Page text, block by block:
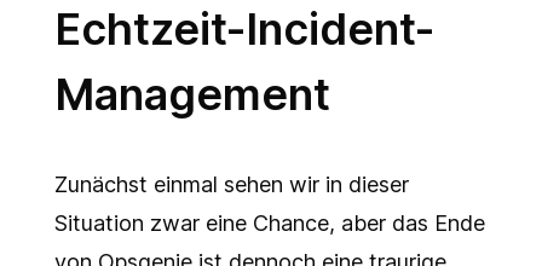
Echtzeit-Incident-
Management
Zunächst einmal sehen wir in dieser
Situation zwar eine Chance, aber das Ende